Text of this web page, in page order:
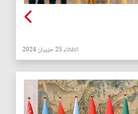
الثلاثاء 25 حزيران 2024